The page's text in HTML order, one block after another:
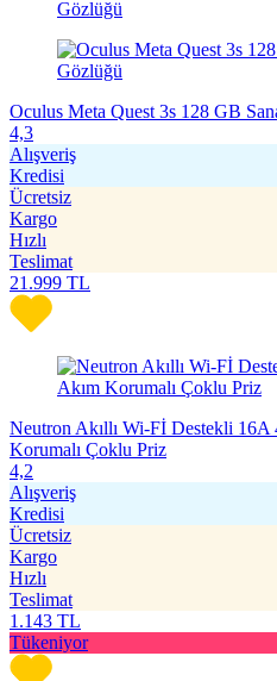
Oculus Meta Quest 3s 128 GB
4,3
Alışveriş
Kredisi
Ücretsiz
Kargo
Hızlı
Teslimat
21.999 TL
Neutron Akıllı Wi-Fİ Destekli
Korumalı Çoklu Priz
4,2
Alışveriş
Kredisi
Ücretsiz
Kargo
Hızlı
Teslimat
1.143 TL
Tükeniyor